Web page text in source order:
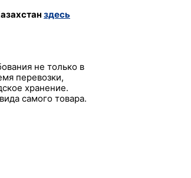
здесь
не только в
перевозки,
хранение.
самого товара.